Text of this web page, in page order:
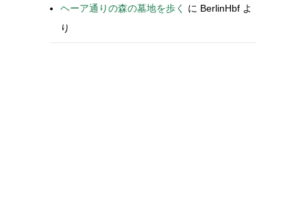
ヘーア通りの森の墓地を歩く
に BerlinHbf よ
り